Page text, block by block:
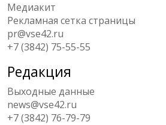
Медиакит
Рекламная сетка страницы
pr@vse42.ru
+7 (3842) 75-55-55
Редакция
Выходные данные
news@vse42.ru
+7 (3842) 76-79-79